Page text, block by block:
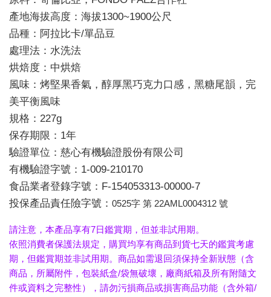
產地海拔高度：海拔1300~1900公尺
品種：阿拉比卡/單品豆
處理法：水洗法
烘焙度：中烘焙
風味：烤堅果香氣，醇厚黑巧克力口感，黑糖尾韻，完
美平衡風味
規格：227g
保存期限：1年
驗證單位：慈心有機驗證股份有限公司
有機驗證字號：1-009-210170
食品業者登錄字號：F-154053313-00000-7
投保產品責任險字號： 0525字 第 22AML0004312 號
請注意，本產品享有7日鑑賞期，但並非試用期。
依照消費者保護法規定，購買均享有商品到貨七天的鑑賞考慮
期，但鑑賞期並非試用期。商品如需退回須保持全新狀態（含
商品，所屬附件，包裝紙盒/袋無破壞，廠商紙箱及所有附隨文
件或資料之完整性），請勿污損商品或損害商品功能（含外箱/